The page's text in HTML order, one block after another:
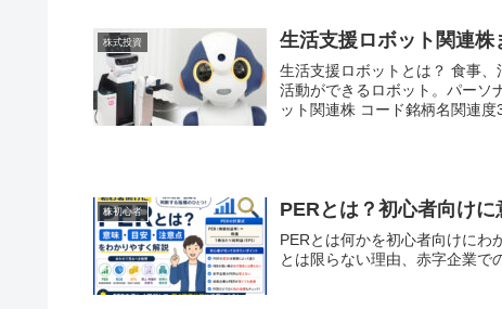
株式投資 生活支援ロボット関連株
生活支援ロボットとは？ 食事、清掃、移動、コミュニケーションなどで、人の生活を支援する
活動ができるロボット。パーソナル
ット関連株 コード銘柄名関連
株初心者 PERとは？初心者向け
PERとは何かを初心者向けにわ
とは限らない理由、赤字企業で